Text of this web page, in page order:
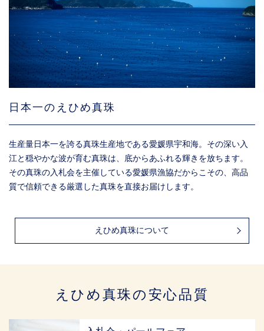
日本一のえひめ真珠
生産量日本一を誇る真珠生産地である愛媛県宇和海。その深い入
江と穏やかな波が育む真珠は、底からあふれる輝きを放ちます。
その真珠の入札会を主催している愛媛県漁協だからこその、高品
質で信頼できる厳選した真珠を直接お届けします。
えひめ真珠について
えひめ真珠の安心品質